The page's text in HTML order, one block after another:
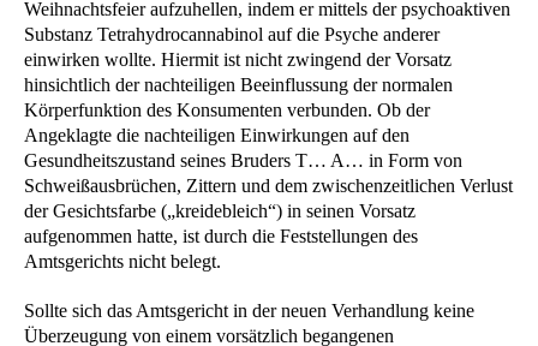
Weihnachtsfeier aufzuhellen, indem er mittels der psychoaktiven
Substanz Tetrahydrocannabinol auf die Psyche anderer
einwirken wollte. Hiermit ist nicht zwingend der Vorsatz
hinsichtlich der nachteiligen Beeinflussung der normalen
Körperfunktion des Konsumenten verbunden. Ob der
Angeklagte die nachteiligen Einwirkungen auf den
Gesundheitszustand seines Bruders T… A… in Form von
Schweißausbrüchen, Zittern und dem zwischenzeitlichen Verlust
der Gesichtsfarbe („kreidebleich“) in seinen Vorsatz
aufgenommen hatte, ist durch die Feststellungen des
Amtsgerichts nicht belegt.
Sollte sich das Amtsgericht in der neuen Verhandlung keine
Überzeugung von einem vorsätzlich begangenen